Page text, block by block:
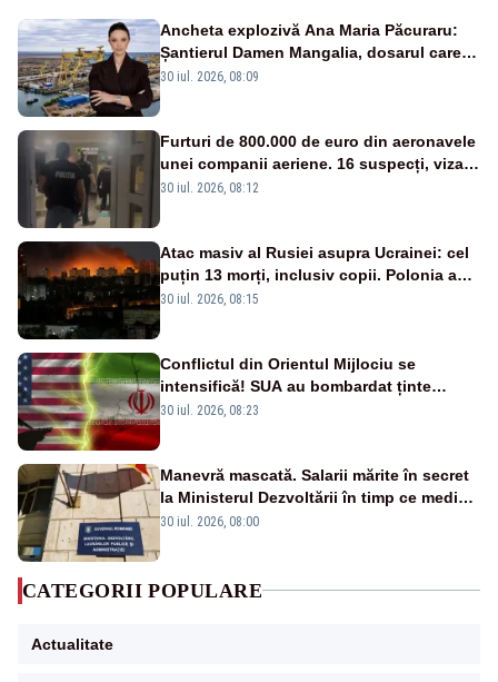
Ancheta explozivă Ana Maria Păcuraru:
Șantierul Damen Mangalia, dosarul care
scufundă apărarea României
30 iul. 2026, 08:09
Furturi de 800.000 de euro din aeronavele
unei companii aeriene. 16 suspecți, vizați
de anchetă
30 iul. 2026, 08:12
Atac masiv al Rusiei asupra Ucrainei: cel
puțin 13 morți, inclusiv copii. Polonia a
ridicat avioanele de vânătoare
30 iul. 2026, 08:15
Conflictul din Orientul Mijlociu se
intensifică! SUA au bombardat ținte
militare din Iran
30 iul. 2026, 08:23
Manevră mascată. Salarii mărite în secret
la Ministerul Dezvoltării în timp ce medicii
ies în stradă
30 iul. 2026, 08:00
CATEGORII POPULARE
Actualitate